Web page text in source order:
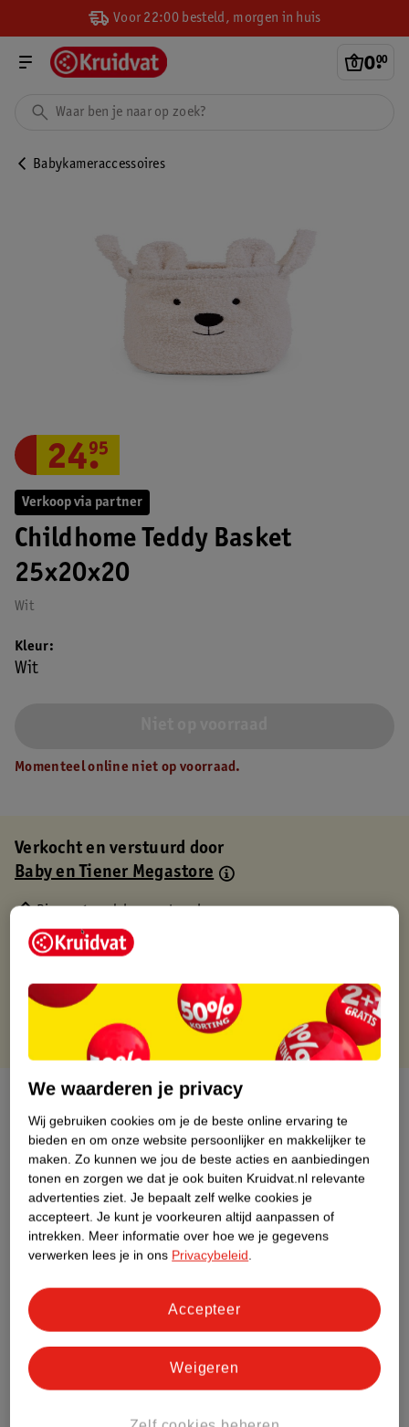
Voor 22:00 besteld, morgen in huis
0.
00
Babykameraccessoires
Verkoop via partner
Childhome Teddy Basket
25x20x20
Wit
24.
95
Kleur
Wit
Momenteel online niet op voorraad.
Verkocht en verstuurd door
Baby en Tiener Megastore
Binnen 1 werkdag verstuurd
Gratis thuisbezorgd
Gratis retourneren via verkooppartner.
Over dit product
Productinformatie
Nature Impact Score
Dit product heeft (nog) geen Nature
Impact Score.
Meer informatie
Bestel & Bezorginformatie
We waarderen je privacy
Wij gebruiken cookies om je de beste online ervaring te
bieden en om onze website persoonlijker en makkelijker te
maken. Zo kunnen we jou de beste acties en aanbiedingen
tonen en zorgen we dat je ook buiten Kruidvat.nl relevante
advertenties ziet. Je bepaalt zelf welke cookies je
accepteert. Je kunt je voorkeuren altijd aanpassen of
intrekken. Meer informatie over hoe we je gegevens
verwerken lees je in ons Privacybeleid.
Weigeren
Accepteer